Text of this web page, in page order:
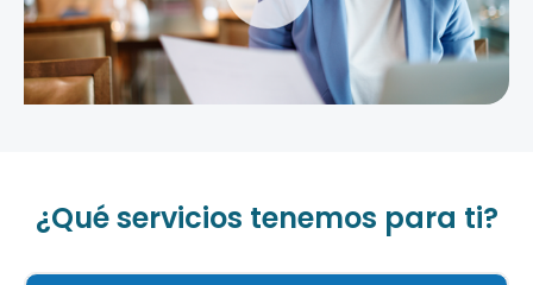
¿Qué servicios tenemos para ti?